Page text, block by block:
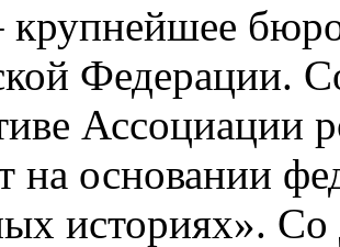
Федерации.
Ассоциации
на основании
историях».